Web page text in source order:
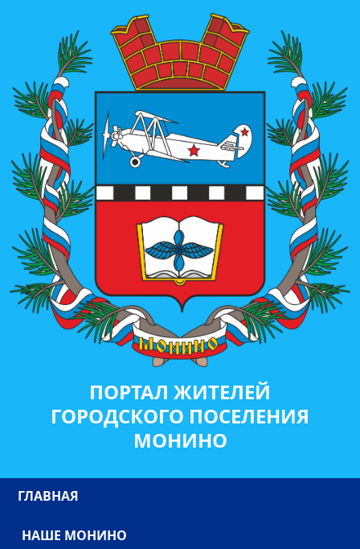
ПОРТАЛ ЖИТЕЛЕЙ
ГОРОДСКОГО ПОСЕЛЕНИЯ
МОНИНО
ГЛАВНАЯ
НАШЕ МОНИНО